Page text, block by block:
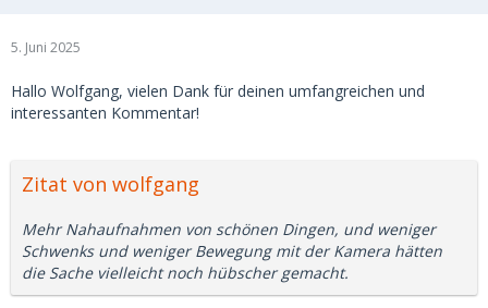
5. Juni 2025
Hallo Wolfgang, vielen Dank für deinen umfangreichen und
interessanten Kommentar!
Zitat von wolfgang
Mehr Nahaufnahmen von schönen Dingen, und weniger
Schwenks und weniger Bewegung mit der Kamera hätten
die Sache vielleicht noch hübscher gemacht.